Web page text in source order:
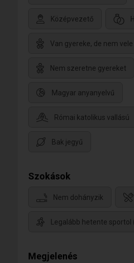
Középvezető
Van gyereke, de nem vele
Nem szeretne gyereket
Magyar anyanyelvű
Római katolikus vallású
Bak jegyű
Szokások
Nem dohányzik
Legalább hetente
Megjelenés